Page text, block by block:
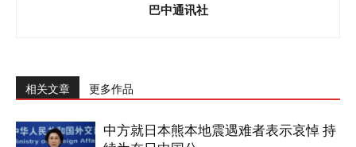
巴中通讯社
相关文章 更多作品
中方就日本熊本地震遇难者表示哀悼 持